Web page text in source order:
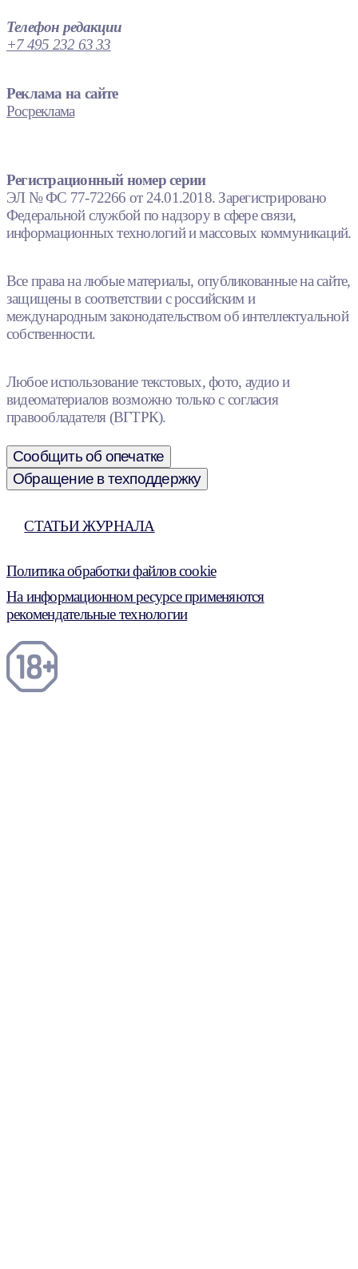
Телефон редакции
+7 495 232 63 33
Реклама на сайте
Росреклама
Регистрационный номер серии
ЭЛ № ФС 77-72266 от 24.01.2018. Зарегистрировано
Федеральной службой по надзору в сфере связи,
информационных технологий и массовых коммуникаций.
Все права на любые материалы, опубликованные на сайте,
защищены в соответствии с российским и
международным законодательством об интеллектуальной
собственности.
Любое использование текстовых, фото, аудио и
видеоматериалов возможно только с согласия
правообладателя (ВГТРК).
Сообщить об опечатке
Обращение в техподдержку
СТАТЬИ ЖУРНАЛА
Политика обработки файлов cookie
На информационном ресурсе применяются
рекомендательные технологии